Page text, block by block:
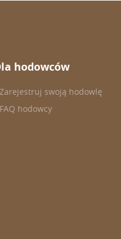
hodowców
Zarejestruj swoją hodowlę
FAQ hodowcy